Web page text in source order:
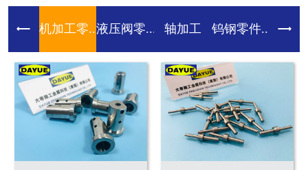
机加工零...液压阀零... 轴加工 钨钢零件... 齿轮